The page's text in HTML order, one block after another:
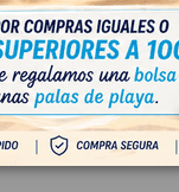
TDI
OEM:5Q0035507N
ID:1550404
28,00 € Sin IVA
33,88 € Con IVA